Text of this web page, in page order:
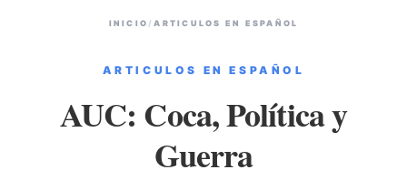
INICIO /ARTICULOS EN ESPAÑOL
ARTICULOS EN ESPAÑOL
AUC: Coca, Política y
Guerra